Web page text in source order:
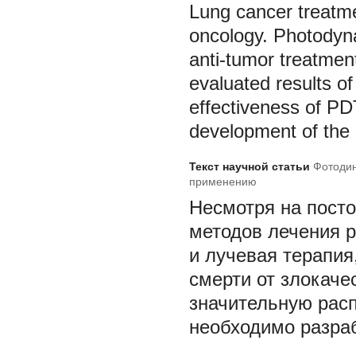
Lung cancer
oncology.
anti-tumor
evaluated results
effectiveness of
development of
Текст научной статьи
применению
Несмотря на
методов лечения
и лучевая
смерти от
значительную
необходимо